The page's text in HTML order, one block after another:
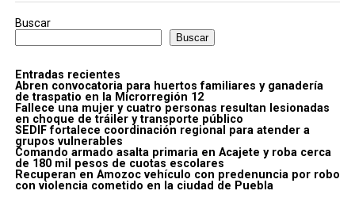
Buscar
Buscar
Entradas recientes
Abren convocatoria para huertos familiares y ganadería
de traspatio en la Microrregión 12
Fallece una mujer y cuatro personas resultan lesionadas
en choque de tráiler y transporte público
SEDIF fortalece coordinación regional para atender a
grupos vulnerables
Comando armado asalta primaria en Acajete y roba cerca
de 180 mil pesos de cuotas escolares
Recuperan en Amozoc vehículo con predenuncia por robo
con violencia cometido en la ciudad de Puebla